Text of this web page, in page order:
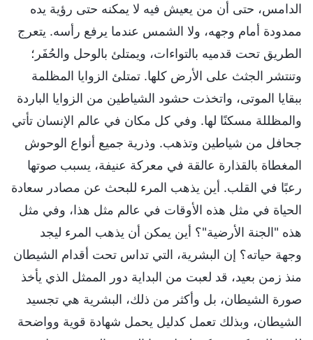
الدامس، حتى أن من يعيش فيه لا يمكنه حتى رؤية يده
ممدودة أمام وجهه، ولا الشمس عندما يرفع رأسه. يتعرج
الطريق تحت قدميه بالتواءات، ويمتلئ بالوحل والحُفَر؛
وتنتشر الجثث على الأرض كلها. تمتلئ الزوايا المظلمة
ببقايا الموتى، واتخذت حشود الشياطين من الزوايا الباردة
والمظللة مسكنًا لها. وفي كل مكان في عالم الإنسان تأتي
جحافل من شياطين وتذهب. وذرية جميع أنواع الوحوش
المغطاة بالقذارة عالقة في معركة عنيفة، يسبب صوتها
رعبًا في القلب. أين يذهب المرء للبحث عن مصادر سعادة
الحياة في مثل هذه الأوقات في عالم مثل هذا، وفي مثل
هذه "الجنة الأرضية"؟ أين يمكن أن يذهب المرء ليجد
وجهة حياته؟ إن البشرية، التي تداس تحت أقدام الشيطان
منذ زمن بعيد، قد لعبت من البداية دور الممثل الذي يأخذ
صورة الشيطان، بل وأكثر من ذلك، البشرية هي تجسيد
الشيطان، وبذلك تعمل كدليل يحمل شهادة قوية وواضحة